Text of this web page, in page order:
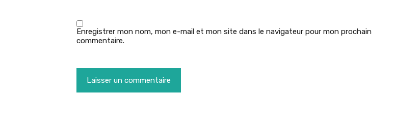
Enregistrer mon nom, mon e-mail et mon site dans le navigateur pour mon prochain
commentaire.